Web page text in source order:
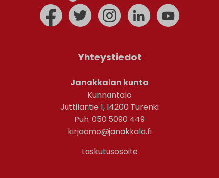
Yhteystiedot
Janakkalan kunta
Kunnantalo
Juttilantie 1, 14200 Turenki
Puh. 050 5090 449
kirjaamo@janakkala.fi
Laskutusosoite